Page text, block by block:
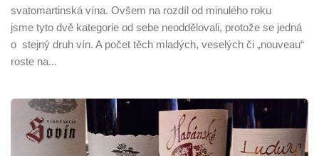
svatomartinská vína. Ovšem na rozdíl od minulého roku
jsme tyto dvě kategorie od sebe neoddělovali, protože se jedná
o stejný druh vín. A počet těch mladých, veselých či „nouveau“
roste na...